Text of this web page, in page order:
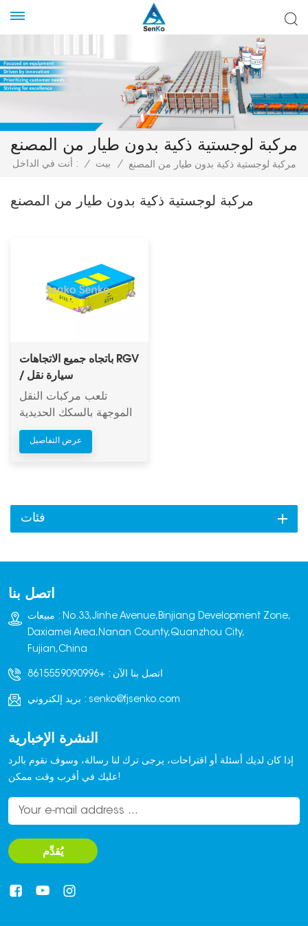
مركبة لوجستية ذكية بدون طيار من المصنع
أنت في الداخل : / بيت / مركبة لوجستية ذكية بدون طيار من المصنع
مركبة لوجستية ذكية بدون طيار من المصنع
باتجاه جميع الاتجاهات RGV
/ سيارة نقل
تلعب مركبات النقل
الموجهة بالسكك الحديدية
(RGV) دورًا محوريًا
كمراكز لوجستية آلية
المسارات الثابتة أو المرنة،
مثل مكابس الطوب
التخزين، مما يُتيح نقل
الطوب بشكل آلي بالكامل.
ونظرًا لثقل وزن الطوب،
وبيئة الإنتاج المليئة بالغبار
مركبات RGV لتكون متينة
وقادرة على تحمل الأحمال
وطويل الأمد دون
انقطاع.بالاعتماد على
المسارات الثابتة، يمكن
توقف عالية جدًا، وهو أمر
ضروري للتكامل الآلي مع
مكابس الطوب، وآلات
التكديس، وغيرها من
عرض التفاصيل
فئات
اتصل بنا
مبيعات : No.33,Jinhe Avenue,Binjiang Development Zone,
Daxiamei Area,Nanan County,Quanzhou City,
Fujian,China
اتصل بنا الآن : +8615559090996
بريد إلكتروني : senko@fjsenko.com
النشرة الإخبارية
إذا كان لديك أسئلة أو اقتراحات، يرجى ترك لنا رسالة، وسوف نقوم بالرد
عليك في أقرب وقت ممكن!
يُقدِّم